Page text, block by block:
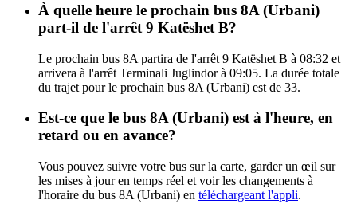
À quelle heure le prochain bus 8A (Urbani)
part-il de l'arrêt 9 Katëshet B?
Le prochain bus 8A partira de l'arrêt 9 Katëshet B à 08:32 et
arrivera à l'arrêt Terminali Juglindor à 09:05. La durée totale
du trajet pour le prochain bus 8A (Urbani) est de 33.
Est-ce que le bus 8A (Urbani) est à l'heure, en
retard ou en avance?
Vous pouvez suivre votre bus sur la carte, garder un œil sur
les mises à jour en temps réel et voir les changements à
l'horaire du bus 8A (Urbani) en téléchargeant l'appli.